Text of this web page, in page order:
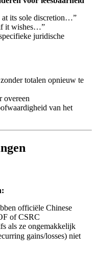
its sole discretion…”
it wishes…”
juridische
totalen opnieuw te
overeen
van het
officiële Chinese
of CSRC
als ze ongemakkelijk
gains/losses) niet